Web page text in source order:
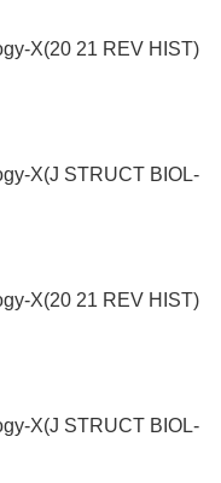
X(20 21 REV HIST)
X(J STRUCT BIOL-
X(20 21 REV HIST)
X(J STRUCT BIOL-